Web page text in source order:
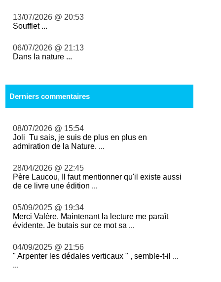
13/07/2026 @ 20:53
Soufflet ...
06/07/2026 @ 21:13
Dans la nature ...
Derniers commentaires
08/07/2026 @ 15:54
Joli Tu sais, je suis de plus en plus en
admiration de la Nature. ...
28/04/2026 @ 22:45
Père Laucou, Il faut mentionner qu'il existe aussi
de ce livre une édition ...
05/09/2025 @ 19:34
Merci Valère. Maintenant la lecture me paraît
évidente. Je butais sur ce mot sa ...
04/09/2025 @ 21:56
" Arpenter les dédales verticaux " , semble-t-il ...
...